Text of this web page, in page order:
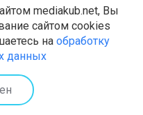
mediakub.net, Вы
сайтом cookies
на обработку
данных